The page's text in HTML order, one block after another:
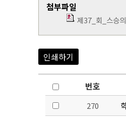
첨부파일
제37_회_스승
인쇄하기
번호
270